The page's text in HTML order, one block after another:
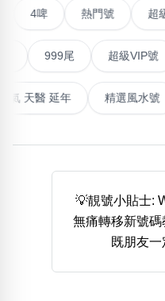
熱門分類
888尾
999尾 777尾
無5字
多8字 9888頭
對聯號 4啤 熱門號
超級VIP號
最高能量生氣 天醫 延年
💡靚號小貼士:
無痛轉移新號
既朋友